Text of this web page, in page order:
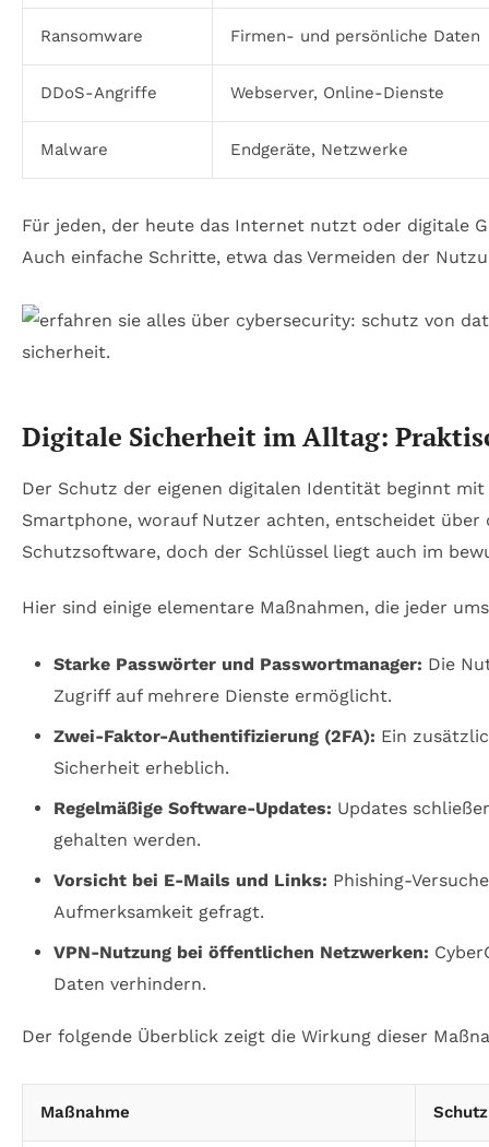
Ransomware Firmen- und persönliche Daten
DDoS-Angriffe Webserver, Online-Dienste
Malware Endgeräte, Netzwerke
Für jeden, der heute das Internet nutzt oder digitale
Auch einfache Schritte, etwa das Vermeiden der
Digitale Sicherheit im Alltag:
Der Schutz der eigenen digitalen Identität beginnt
Smartphone, worauf Nutzer achten, entscheidet
Schutzsoftware, doch der Schlüssel liegt auch im
Hier sind einige elementare Maßnahmen, die jeder
Starke Passwörter und Passwortmanager: Die
Zugriff auf mehrere Dienste ermöglicht.
Zwei-Faktor-Authentifizierung (2FA): Ein
Sicherheit erheblich.
Regelmäßige Software-Updates: Updates
gehalten werden.
Vorsicht bei E-Mails und Links: Phishing-
Aufmerksamkeit gefragt.
VPN-Nutzung bei öffentlichen Netzwerken:
Daten verhindern.
Der folgende Überblick zeigt die Wirkung dieser
Maßnahme